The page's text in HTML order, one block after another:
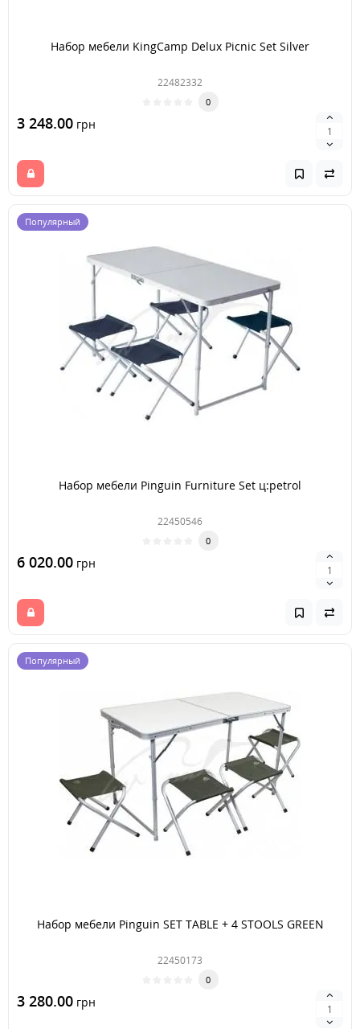
Набор мебели KingCamp Delux Picnic Set Silver
22482332
0
3 248.00 грн
Популярный
Набор мебели Pinguin Furniture Set ц:petrol
22450546
0
6 020.00 грн
Популярный
Набор мебели Pinguin SET TABLE + 4 STOOLS GREEN
22450173
0
3 280.00 грн